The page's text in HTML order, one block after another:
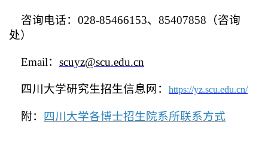
咨询电话：028-85466153、85407858（咨询
处）
Email： scuyz@scu.edu.cn
四川大学研究生招生信息网： https://yz.scu.edu.cn/
附： 四川大学各博士招生院系所联系方式